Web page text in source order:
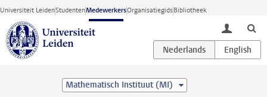
Ga direct naar de inhoud
Universiteit LeidenStudentenMedewerkersOrganisatiegidsBibliotheek
toggle
Mathematisch Instituut (MI)